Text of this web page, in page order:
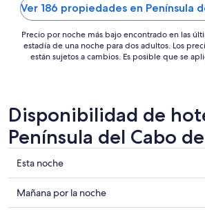
Ver 186 propiedades en Península
Precio por noche más bajo encontrado en las
estadía de una noche para dos adultos. Los
están sujetos a cambios. Es posible que se
Disponibilidad de
Península del Cabo
Ver
precios
de
propiedades
Esta noche
Ver
Mañana por la noche